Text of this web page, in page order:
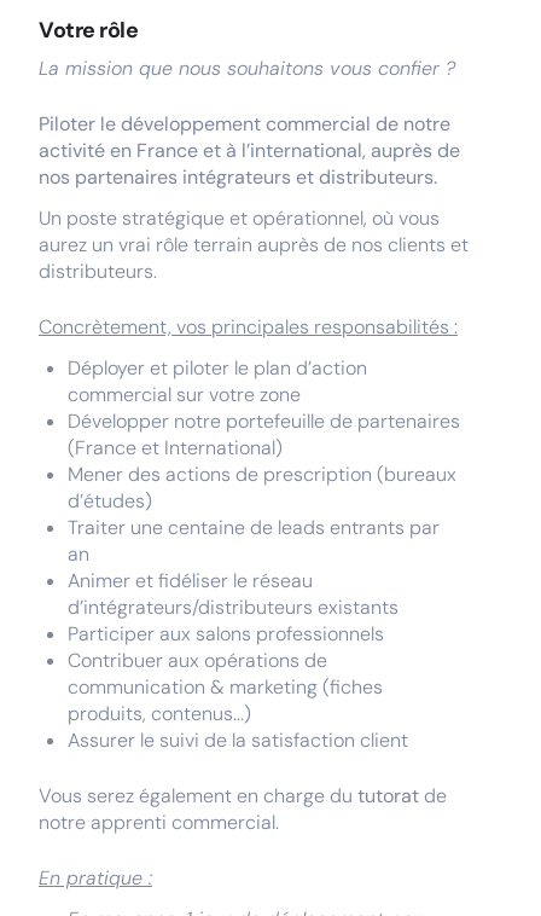
Votre rôle
La mission que nous souhaitons vous confier ?
Piloter le développement commercial de notre
activité en France et à l’international, auprès de
nos partenaires intégrateurs et distributeurs.
Un poste stratégique et opérationnel, où vous
aurez un vrai rôle terrain auprès de nos clients et
distributeurs.
Concrètement, vos principales responsabilités :
Déployer et piloter le plan d’action
commercial sur votre zone
Développer notre portefeuille de partenaires
(France et International)
Mener des actions de prescription (bureaux
d’études)
Traiter une centaine de leads entrants par
an
Animer et fidéliser le réseau
d’intégrateurs/distributeurs existants
Participer aux salons professionnels
Contribuer aux opérations de
communication & marketing (fiches
produits, contenus...)
Assurer le suivi de la satisfaction client
Vous serez également en charge du tutorat de
notre apprenti commercial.
En pratique :